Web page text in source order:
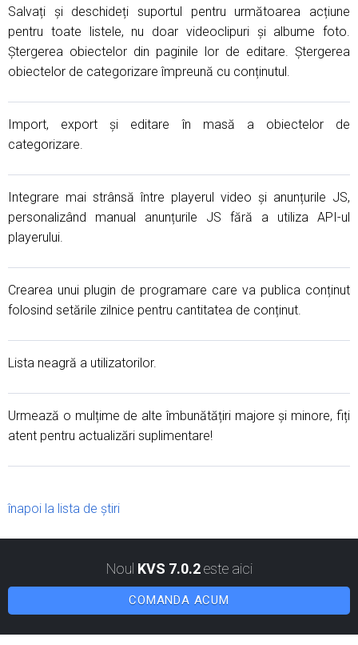
Salvați și deschideți suportul pentru următoarea acțiune
pentru toate listele, nu doar videoclipuri și albume foto.
Ștergerea obiectelor din paginile lor de editare. Ștergerea
obiectelor de categorizare împreună cu conținutul.
Import, export și editare în masă a obiectelor de
categorizare.
Integrare mai strânsă între playerul video și anunțurile JS,
personalizând manual anunțurile JS fără a utiliza API-ul
playerului.
Crearea unui plugin de programare care va publica conținut
folosind setările zilnice pentru cantitatea de conținut.
Lista neagră a utilizatorilor.
Urmează o mulțime de alte îmbunătățiri majore și minore, fiți
atent pentru actualizări suplimentare!
înapoi la lista de știri
Noul KVS 7.0.2este aici
COMANDA ACUM